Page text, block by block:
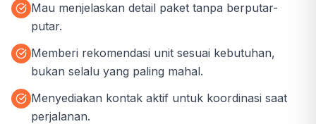
Mau menjelaskan detail paket tanpa berputar-
putar.
Memberi rekomendasi unit sesuai kebutuhan,
bukan selalu yang paling mahal.
Menyediakan kontak aktif untuk koordinasi saat
perjalanan.